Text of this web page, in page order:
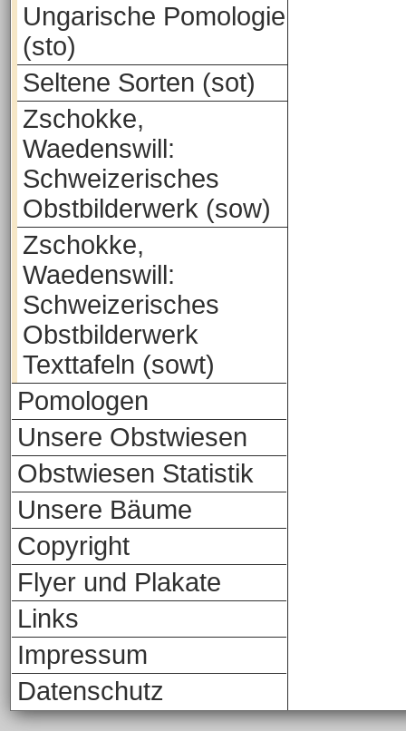
Ungarische Pomologie
(sto)
Seltene Sorten (sot)
Zschokke,
Waedenswill:
Schweizerisches
Obstbilderwerk (sow)
Zschokke,
Waedenswill:
Schweizerisches
Obstbilderwerk
Texttafeln (sowt)
Pomologen
Unsere Obstwiesen
Obstwiesen Statistik
Unsere Bäume
Copyright
Flyer und Plakate
Links
Impressum
Datenschutz